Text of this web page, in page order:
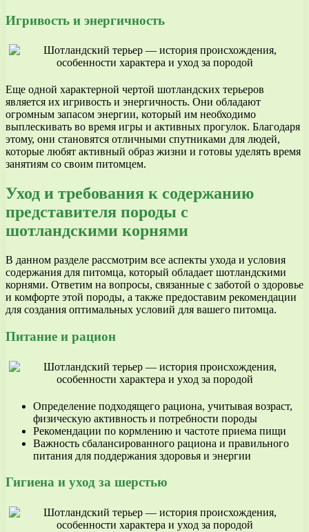
Игривость и энергичность
Еще одной характерной чертой шотландских терьеров
является их игривость и энергичность. Они обладают
огромным запасом энергии, который им необходимо
выплескивать во время игры и активных прогулок. Благодаря
этому, они становятся отличными спутниками для людей,
которые любят активный образ жизни и готовы уделять время
занятиям со своим питомцем.
Уход и требования к содержанию
представителя породы с
шотландскими корнями
В данном разделе рассмотрим все аспекты ухода и условия
содержания для питомца, который обладает шотландскими
корнями. Ответим на вопросы, связанные с заботой о здоровье
и комфорте этой породы, а также предоставим рекомендации
для создания оптимальных условий для вашего питомца.
Питание и рацион
Определение подходящего рациона, учитывая возраст,
физическую активность и потребности породы
Рекомендации по кормлению и частоте приема пищи
Важность сбалансированного рациона и правильного
питания для поддержания здоровья и энергии
Гигиена и уход за шерстью